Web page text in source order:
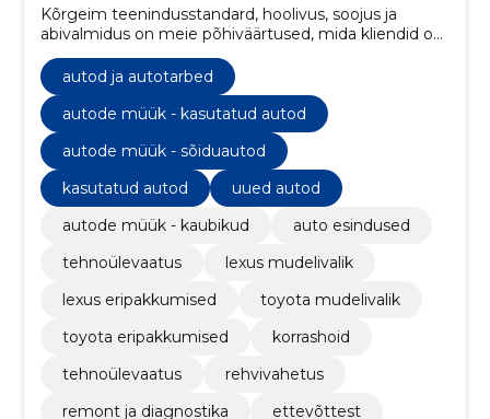
Kõrgeim teenindusstandard, hoolivus, soojus ja
abivalmidus on meie põhiväärtused, mida kliendid on
tunnustanud kui "Baltimaade parimat Toyota
klienditeenindust" ning need väärtused ootavad teid
kõigis meie esindustes üle Eesti.
autod ja autotarbed
autode müük - kasutatud autod
autode müük - sõiduautod
kasutatud autod
uued autod
autode müük - kaubikud
auto esindused
tehnoülevaatus
lexus mudelivalik
lexus eripakkumised
toyota mudelivalik
toyota eripakkumised
korrashoid
tehnoülevaatus
rehvivahetus
remont ja diagnostika
ettevõttest